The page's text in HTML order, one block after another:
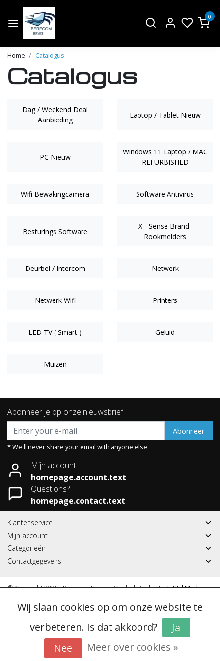
0
Home Catalogus
Catalogus
Dag / Weekend Deal
Aanbieding
Laptop / Tablet Nieuw
PC Nieuw
Windows 11 Laptop / MAC
REFURBISHED
Wifi Bewakingcamera Software Antivirus
Besturings Software
X - Sense Brand-
Rookmelders
Deurbel / Intercom Netwerk
Netwerk Wifi Printers
LED TV ( Smart ) Geluid
Muizen
Abonneer je op onze nieuwsbrief
Abonneer
* We'll never share your email with anyone else.
Mijn account
homepage.account.text
Questions?
homepage.contact.text
Klantenservice
Mijn account
Categorieën
Contactgegevens
© Copyright 2026 - Berecom Service Venlo | RealisatieInStijl Media
Wij slaan cookies op om onze website te
verbeteren. Is dat akkoord?
Ja
Nee
Meer over cookies »